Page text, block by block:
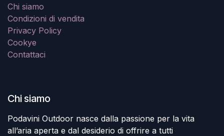
Chi siamo
Condizioni di vendita
Privacy Policy
Cookye
Contattaci
Chi siamo
Podavini Outdoor nasce dalla passione per la vita
all’aria aperta e dal desiderio di offrire a tutti